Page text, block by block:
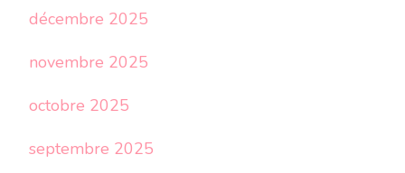
décembre 2025
novembre 2025
octobre 2025
septembre 2025